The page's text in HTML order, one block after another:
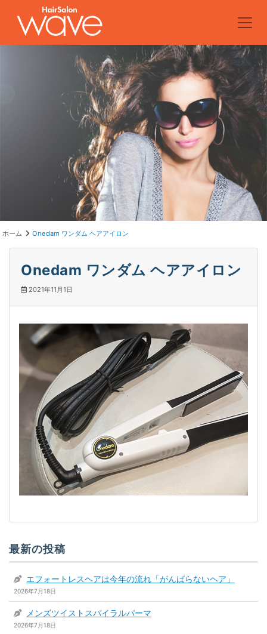
ホーム Onedam ワンダム ヘアアイロン
Onedam ワンダム ヘアアイロン
2021年11月1日
最新の投稿
エフォートレスヘアは今年の流れ「がんばらないヘア」
2026年7月18日
メンズツイストスパイラルパーマ
2026年7月18日